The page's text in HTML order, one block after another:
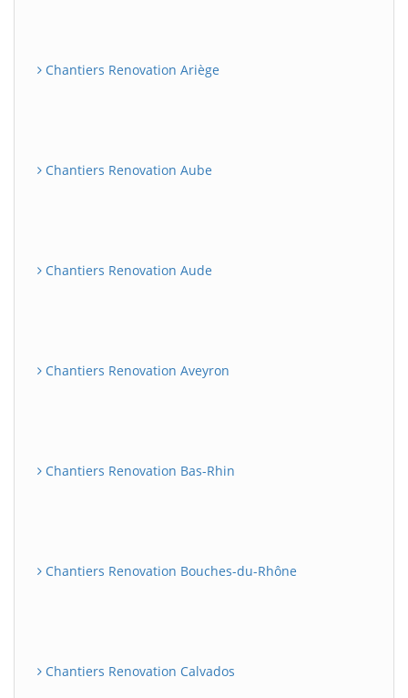
Chantiers Renovation Ariège
Chantiers Renovation Aube
Chantiers Renovation Aude
Chantiers Renovation Aveyron
Chantiers Renovation Bas-Rhin
Chantiers Renovation Bouches-du-Rhône
Chantiers Renovation Calvados